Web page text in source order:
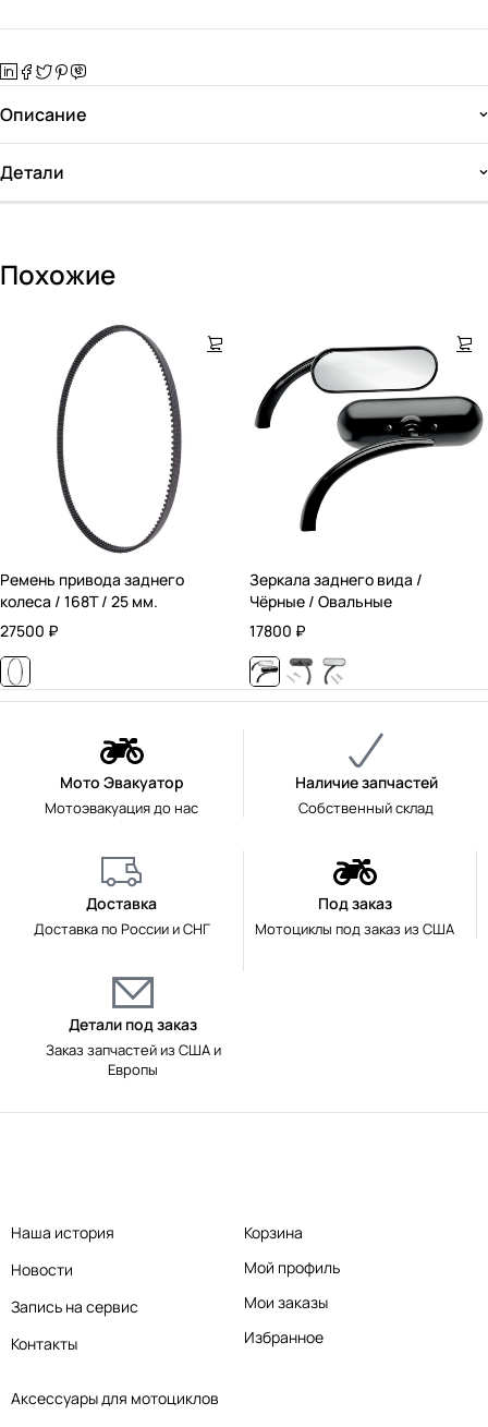
Описание
Детали
Похожие
Ремень привода заднего
колеса / 168T / 25 мм.
27500 ₽
Зеркала заднего вида /
Чёрные / Овальные
17800 ₽
Мото Эвакуатор
Мотоэвакуация до нас
Наличие запчастей
Собственный склад
Доставка
Доставка по России и СНГ
Под заказ
Мотоциклы под заказ из США
Детали под заказ
Заказ запчастей из США и
Европы
Аксессуары для мотоциклов
Наша история
Новости
Запись на сервис
Контакты
Корзина
Мой профиль
Мои заказы
Избранное